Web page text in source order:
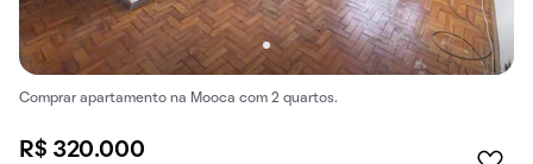
Comprar apartamento na Mooca com 2 quartos.
R$ 320.000